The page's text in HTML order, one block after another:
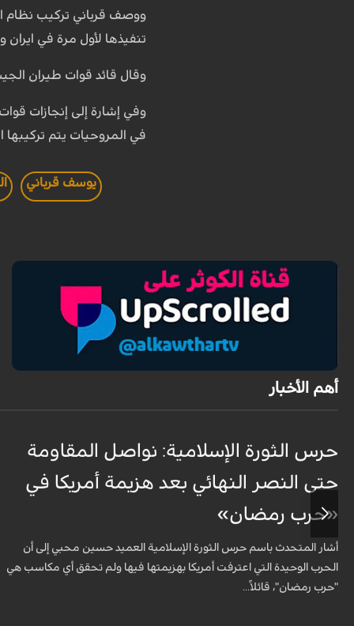
ووصف قرباني تركيب نظام
تنفيذها لأول مرة في
وقال قائد قوات طيران
وفي إشارة إلى إنجازات
في المروحيات يتم
يوسف قرباني
أهم الأخبار
حرس الثورة الإسلامية: نواصل المقاومة
حتى النصر النهائي بعد هزيمة أمريكا في
«حرب رمضان»
أشار المتحدث باسم حرس الثورة الإسلامية العميد حسين محبي إلى أن
الحرب الوحيدة التي اعترفت أمريكا بهزيمتها فيها ولم تحقق أي مكاسب هي
"حرب رمضان"، قائلاً...